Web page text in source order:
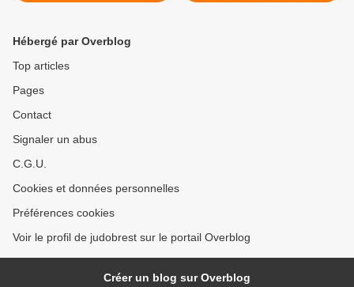
Hébergé par Overblog
Top articles
Pages
Contact
Signaler un abus
C.G.U.
Cookies et données personnelles
Préférences cookies
Voir le profil de judobrest sur le portail Overblog
Créer un blog sur Overblog